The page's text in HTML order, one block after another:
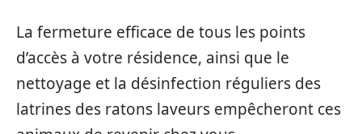
La fermeture efficace de tous les points
d’accès à votre résidence, ainsi que le
nettoyage et la désinfection réguliers des
latrines des ratons laveurs empêcheront ces